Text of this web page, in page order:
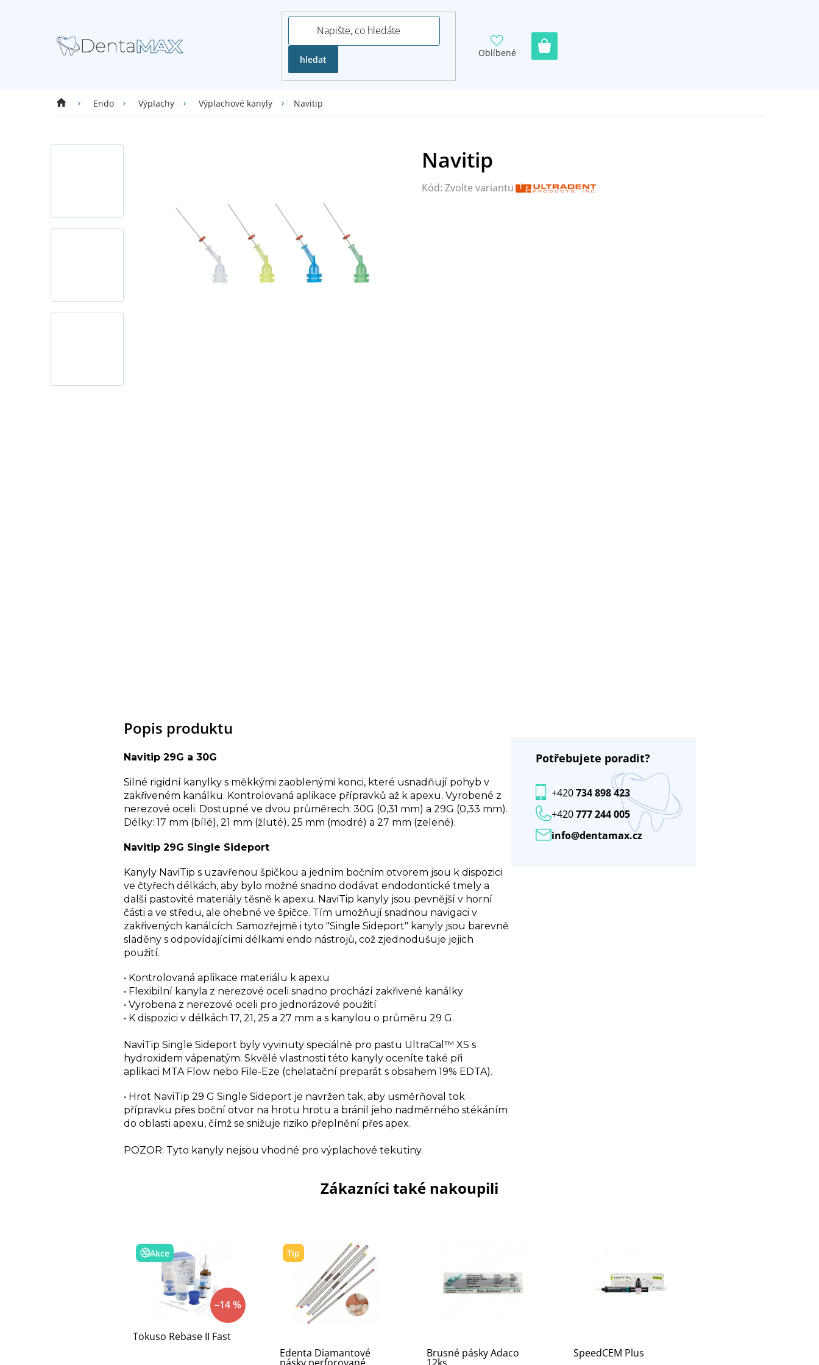
hledat
Oblíbené
Domů Endo Výplachy Výplachové kanyly Navitip
Kód: Zvolte variantu
Popis produktu
Navitip 29G a 30G
Silné rigidní kanylky s měkkými zaoblenými konci, které usnadňují pohyb v
zakřiveném kanálku. Kontrolovaná aplikace přípravků až k apexu. Vyrobené z
nerezové oceli. Dostupné ve dvou průměrech: 30G (0,31 mm) a 29G (0,33 mm).
Délky: 17 mm (bílé), 21 mm (žluté), 25 mm (modré) a 27 mm (zelené).
Navitip 29G Single Sideport
Kanyly NaviTip s uzavřenou špičkou a jedním bočním otvorem jsou k dispozici
ve čtyřech délkách, aby bylo možné snadno dodávat endodontické tmely a
další pastovité materiály těsně k apexu. NaviTip kanyly jsou pevnější v horní
části a ve středu, ale ohebné ve špičce. Tím umožňují snadnou navigaci v
zakřivených kanálcích. Samozřejmě i tyto "Single Sideport" kanyly jsou barevně
sladěny s odpovídajícími délkami endo nástrojů, což zjednodušuje jejich
použití.
• Kontrolovaná aplikace materiálu k apexu
• Flexibilní kanyla z nerezové oceli snadno prochází zakřivené kanálky
• Vyrobena z nerezové oceli pro jednorázové použití
• K dispozici v délkách 17, 21, 25 a 27 mm a s kanylou o průměru 29 G.
NaviTip Single Sideport byly vyvinuty speciálně pro pastu UltraCal™ XS s
hydroxidem vápenatým. Skvělé vlastnosti této kanyly oceníte také při
aplikaci MTA Flow nebo File-Eze (chelatační preparát s obsahem 19% EDTA).
• Hrot NaviTip 29 G Single Sideport je navržen tak, aby usměrňoval tok
přípravku přes boční otvor na hrotu hrotu a bránil jeho nadměrného stékáním
do oblasti apexu, čímž se snižuje riziko přeplnění přes apex.
POZOR: Tyto kanyly nejsou vhodné pro výplachové tekutiny.
Potřebujete poradit?
info@dentamax.cz
+420777 244 005
+420734 898 423
Zákazníci také nakoupili
Akce
–14 %
Tokuso Rebase II Fast
Tip
Edenta Diamantové Brusné pásky Adaco SpeedCEM Plus